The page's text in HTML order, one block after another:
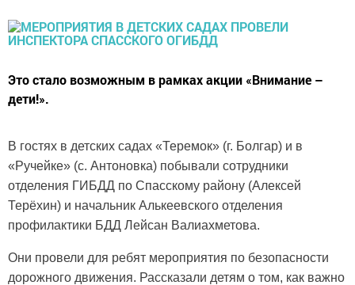
Это стало возможным в рамках акции «Внимание –
дети!».
В гостях в детских садах «Теремок» (г. Болгар) и в
«Ручейке» (с. Антоновка) побывали сотрудники
отделения ГИБДД по Спасскому району (Алексей
Терёхин) и начальник Алькеевского отделения
профилактики БДД Лейсан Валиахметова.
Они провели для ребят мероприятия по безопасности
дорожного движения. Рассказали детям о том, как важно